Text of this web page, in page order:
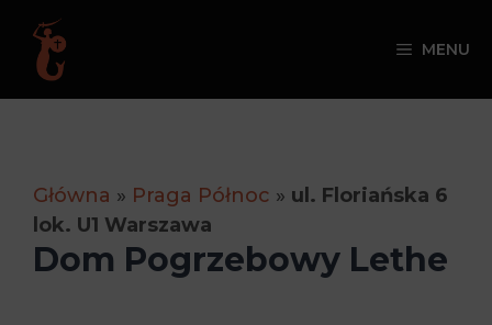
Przejdź
treści
MENU
Główna » Praga Północ » ul. Floriańska 6
lok. U1 Warszawa
Dom Pogrzebowy Lethe